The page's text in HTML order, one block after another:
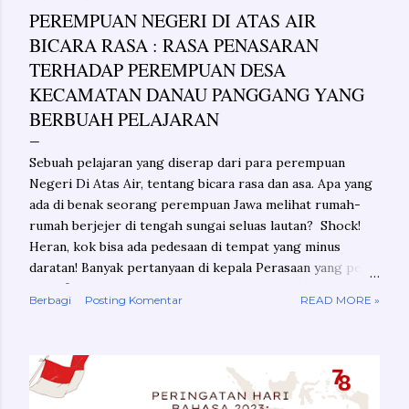
i
n
g
a
n
PEREMPUAN NEGERI DI ATAS AIR
BICARA RASA : RASA PENASARAN
TERHADAP PEREMPUAN DESA
KECAMATAN DANAU PANGGANG YANG
BERBUAH PELAJARAN
Sebuah pelajaran yang diserap dari para perempuan
Negeri Di Atas Air, tentang bicara rasa dan asa. Apa yang
ada di benak seorang perempuan Jawa melihat rumah-
rumah berjejer di tengah sungai seluas lautan? Shock!
Heran, kok bisa ada pedesaan di tempat yang minus
daratan! Banyak pertanyaan di kepala Perasaan yang perlu
dikonfirmasikan Penasaran yang butuh jawaban Ini bukan
tentang rasa-rasa dalam radar lara atau nestapa Ini
shock! Mungkin Anda juga akan ternganga melihat
sungai yang begitu besar di kanan kiri jalan yang Anda
lalui. Terlebih jika kita sama, mulai lahir, tumbuh dan
Berbagi Posting Komentar READ MORE »